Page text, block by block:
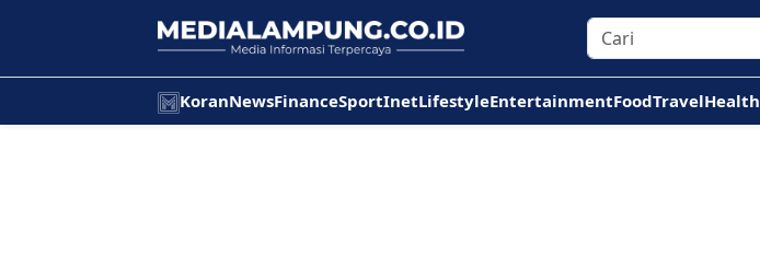
KoranNewsFinanceSportInetLifestyleEntertainmentFoodTravelHealth